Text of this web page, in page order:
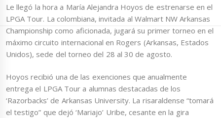
Le llegó la hora a María Alejandra Hoyos de estrenarse en el
LPGA Tour. La colombiana, invitada al Walmart NW Arkansas
Championship como aficionada, jugará su primer torneo en el
máximo circuito internacional en Rogers (Arkansas, Estados
Unidos), sede del torneo del 28 al 30 de agosto.
Hoyos recibió una de las exenciones que anualmente
entrega el LPGA Tour a alumnas destacadas de los
‘Razorbacks’ de Arkansas University. La risaraldense “tomará
el testigo” que dejó ‘Mariajo’ Uribe, cesante en la gira